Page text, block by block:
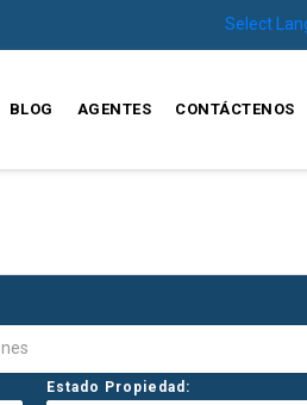
Select
BLOG AGENTES CONTÁCTENOS
Estado Propiedad: